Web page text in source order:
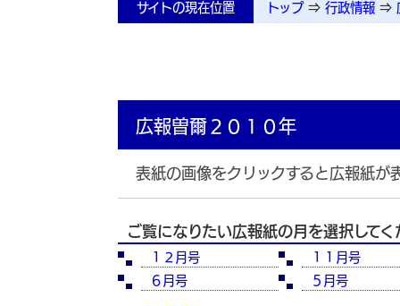
サイトの現在位置 トップ ⇒ 行政情報 ⇒
広報曽爾２０１０年
表紙の画像をクリックすると広報紙が
ご覧になりたい広報紙の月を選択してく
１２月号
１１月号
６月号
５月号